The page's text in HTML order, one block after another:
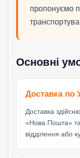
пропонуємо
Основні
Доставка по
Доставка
«Нова Пошта»
відділення або